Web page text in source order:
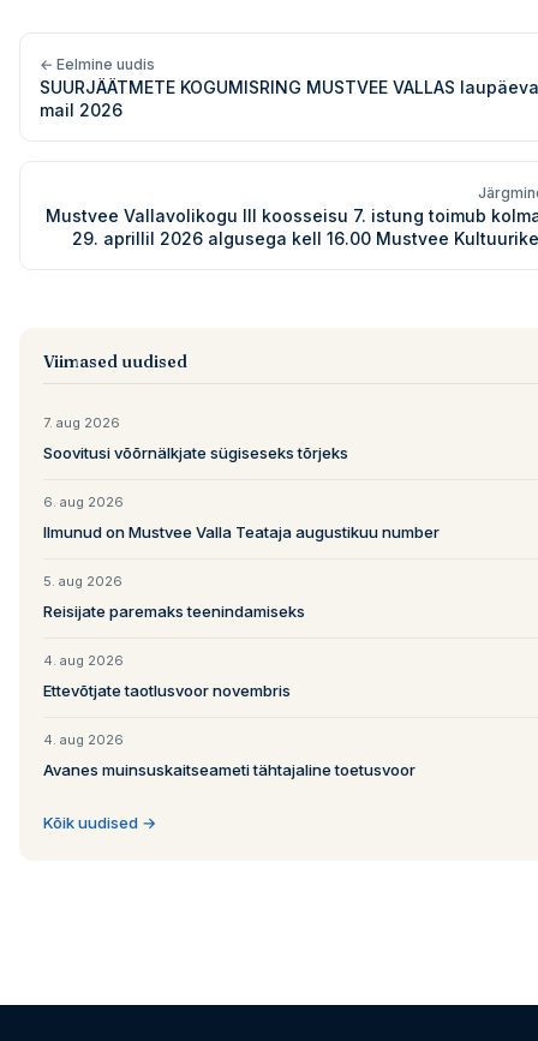
← Eelmine uudis
SUURJÄÄTMETE KOGUMISRING MUSTVEE VALLAS
mail 2026
Mustvee Vallavolikogu III koosseisu 7. istung toimub
29. aprillil 2026 algusega kell 16.00 Mustvee
Viimased uudised
7. aug 2026
Soovitusi võõrnälkjate sügiseseks tõrjeks
6. aug 2026
Ilmunud on Mustvee Valla Teataja augustikuu number
5. aug 2026
Reisijate paremaks teenindamiseks
4. aug 2026
Ettevõtjate taotlusvoor novembris
4. aug 2026
Avanes muinsuskaitseameti tähtajaline toetusvoor
Kõik uudised →